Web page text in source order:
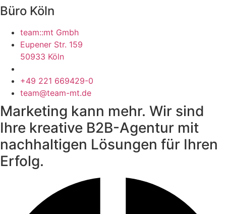
Büro Köln
team::mt Gmbh
Eupener Str. 159
50933 Köln
+49 221 669429-0
team@team-mt.de
Marketing kann mehr. Wir sind
Ihre kreative B2B-Agentur mit
nachhaltigen Lösungen für Ihren
Erfolg.